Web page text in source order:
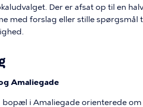
Der er afsat op til en
med forslag eller stille spørgsmål
Amaliegade
i Amaliegade orienterede